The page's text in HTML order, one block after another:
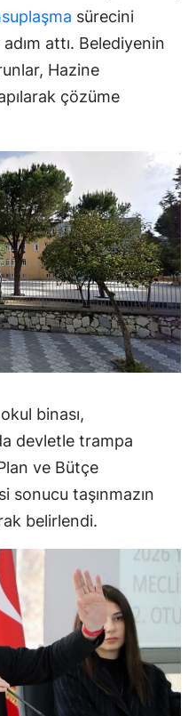
sürecini
attı. Belediyenin
Hazine
çözüme
binası,
devletle trampa
ve Bütçe
sonucu taşınmazın
belirlendi.